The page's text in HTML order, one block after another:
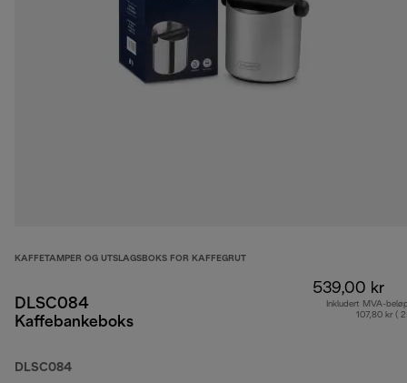
KAFFETAMPER OG UTSLAGSBOKS FOR KAFFEGRUT
DLSC084
Kaffebankeboks
DLSC084
539,00 kr
Inkludert MVA-
107,80 kr (